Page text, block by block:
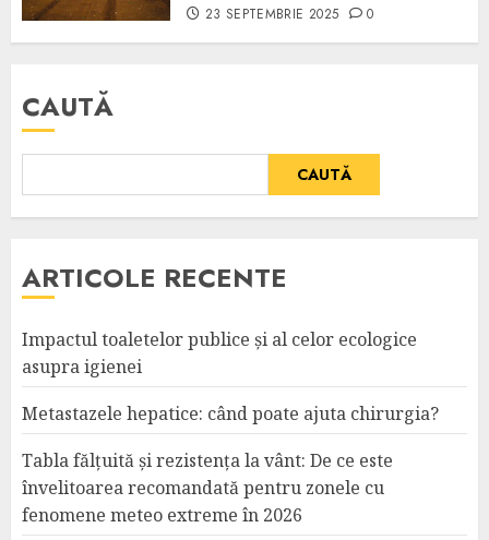
23 SEPTEMBRIE 2025 0
CAUTĂ
CAUTĂ
ARTICOLE RECENTE
Impactul toaletelor publice și al celor ecologice
asupra igienei
Metastazele hepatice: când poate ajuta chirurgia?
Tabla fălțuită și rezistența la vânt: De ce este
învelitoarea recomandată pentru zonele cu
fenomene meteo extreme în 2026